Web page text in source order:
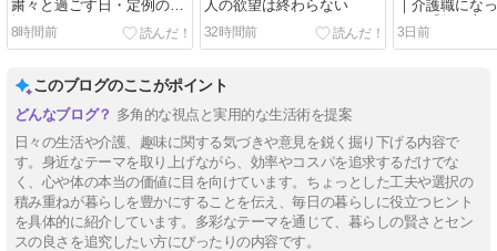
粛々と過ごす日・定例の再
8時間前
人の欲望は終わらない
32時間前
｜介護職にな
じた「伝え方
3日前
このブログのここがポイント
多角的な視点と実用的な生活術を提案
日々の生活や介護、趣味に関する気づきや意見を鋭く掘り下げる内容で
す。身近なテーマを取り上げながら、効率やコスパを追求するだけでな
く、心や体の本当の価値に目を向けています。ちょっとした工夫や選択の
積み重ねが暮らしを豊かにすることを伝え、毎日の暮らしに役立つヒント
を具体的に紹介しています。多彩なテーマを通じて、暮らしの賢さとセン
スの良さを追究したい方にぴったりの内容です。